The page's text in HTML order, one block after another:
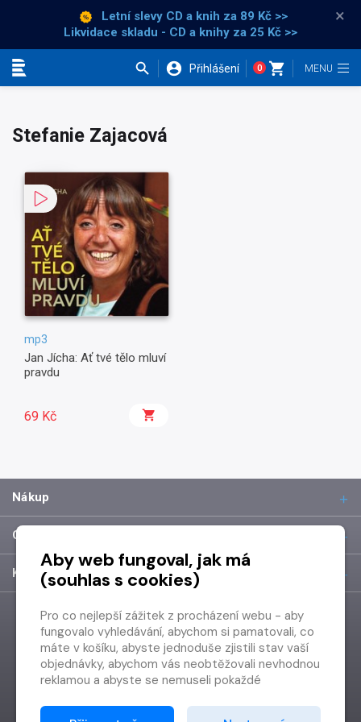
Letní slevy CD a knih za 89 Kč >>
Likvidace skladu - CD a knihy za 25 Kč >>
×
Přihlášení 0
Stefanie Zajacová
mp3
Jan Jícha: Ať tvé tělo mluví
pravdu
69 Kč
Nákup
O společnosti
Kontakt
Aby web fungoval, jak má
(souhlas s cookies)
Pro co nejlepší zážitek z procházení webu - aby
fungovalo vyhledávání, abychom si pamatovali, co
máte v košíku, abyste jednoduše zjistili stav vaší
objednávky, abychom vás neobtěžovali nevhodnou
reklamou a abyste se nemuseli pokaždé